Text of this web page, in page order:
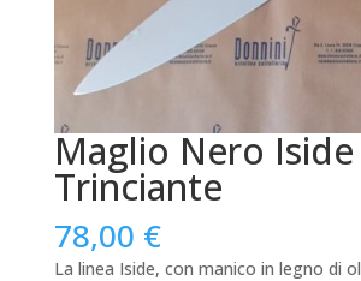
Maglio Nero Iside
Trinciante
78,00 €
La linea Iside, con manico in legno di